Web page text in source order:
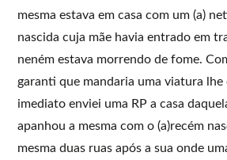
mesma estava em casa com um (a)
nascida cuja mãe havia entrado em
neném estava morrendo de fome.
garanti que mandaria uma viatura lhe
imediato enviei uma RP a casa
apanhou a mesma com o (a)recém
mesma duas ruas após a sua onde